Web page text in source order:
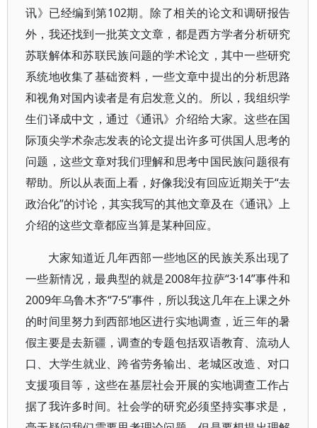
讯》已经编到第102期。除了相关的论文和调研报告
外，我还找到一批英文文章，都是西方学者分析研究
苏联解体和苏联民族问题的学术论文，其中一些研究
系统地收集了基础资料，一些文章中提出的分析思路
和视角对国内读者是有启发意义的。所以，我组织学
生们译成中文，通过《通讯》介绍给大家。这些在国
际顶尖学术杂志发表的论文提出许多可供国人思考的
问题，这些文章对我们理解和思考中国民族问题很有
帮助。所以从表面上看，好像我没有回应近期关于“去
政治化”的讨论，其实我写的其他文章及在《通讯》上
介绍的这些文章都应当算是某种回应。
大家知道近几年西部一些地区的民族关系出现了
一些新情况，最典型的就是2008年拉萨“3·14”事件和
2009年乌鲁木齐“7·5”事件，所以我这几年在上课之外
的时间里努力到西部地区进行实地调查，近三年的暑
假主要是去新疆，调查的专题包括双语教育、流动人
口、大学生就业、跨省劳务输出、老城区改造、对口
支援项目等，这些在基层社会开展的实地调查工作占
据了我许多时间。社会学的研究必须坚持实事求是，